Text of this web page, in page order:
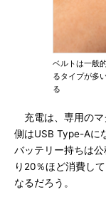
ベルトは一般
るタイプが多
る
充電は、専用のマ
側はUSB Type-Aに
バッテリー持ちは
り20％ほど消費し
なるだろう。